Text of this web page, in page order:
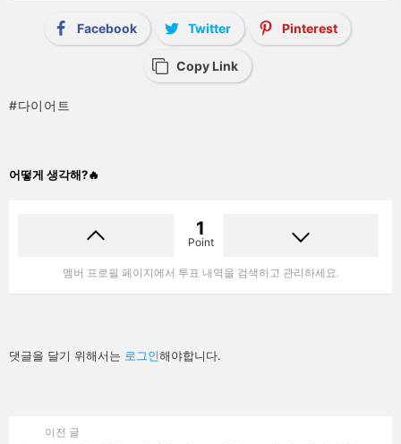
Facebook Twitter Pinterest
Copy Link
다이어트
어떻게 생각해?🔥
1
Point
멤버 프로필 페이지에서 투표 내역을 검색하고 관리하세요.
답
글
댓글을 달기 위해서는 로그인해야합니다.
이전 글